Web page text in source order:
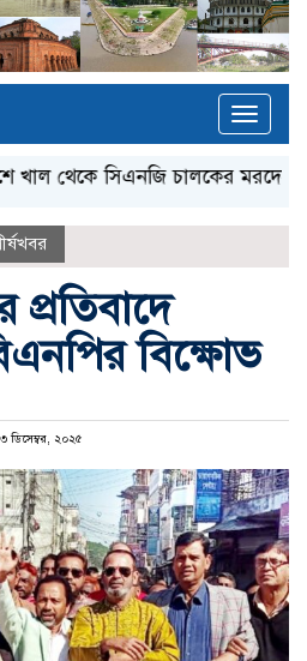
সিএনজি চালকের মরদেহ উদ্ধার
প্রতিবাদে
বিক্ষোভ
২০২৫